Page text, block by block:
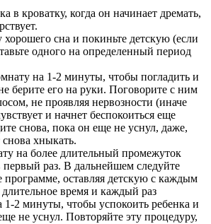
в кроватку, когда он начинает дремать,
сна и покиньте детскую (если
одного на определенный период
на 1-2 минуты, чтобы погладить и
берите его на руки. Поговорите с ним
не проявляя нервозности (иначе
и начнет беспокоиться еще
снова, пока он еще не уснул, даже,
хныкать.
на более длительный промежуток
раз. В дальнейшем следуйте
оставляя детскую с каждым
длительное время и каждый раз
1-2 минуты, чтобы успокоить ребенка и
не уснул. Повторяйте эту процедуру,